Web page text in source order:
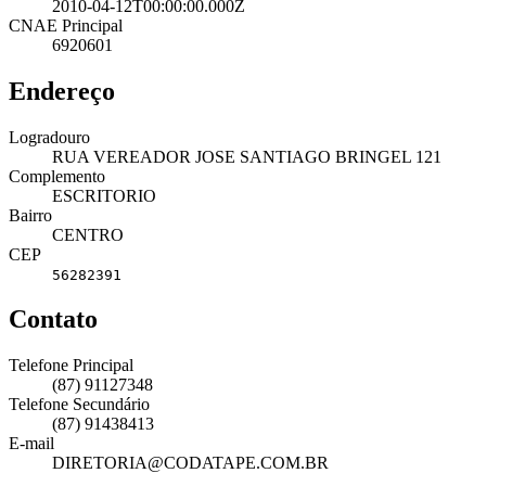
2010-04-12T00:00:00.000Z
CNAE Principal
6920601
Endereço
Logradouro
RUA VEREADOR JOSE SANTIAGO BRINGEL 121
Complemento
ESCRITORIO
Bairro
CENTRO
CEP
56282391
Contato
Telefone Principal
(87) 91127348
Telefone Secundário
(87) 91438413
E-mail
DIRETORIA@CODATAPE.COM.BR